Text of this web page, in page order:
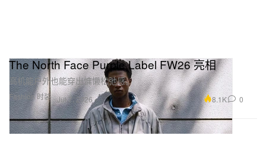
Fashion 时装
The North Face Purple Label FW26 亮相
高机能户外也能穿出慵懒松弛感。
Jul 7, 2026 8.1K 0